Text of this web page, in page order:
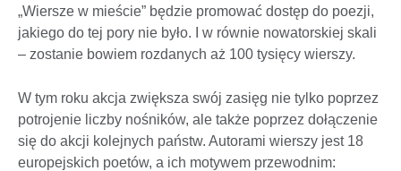
„Wiersze w mieście” będzie promować dostęp do poezji,
jakiego do tej pory nie było. I w równie nowatorskiej skali
– zostanie bowiem rozdanych aż 100 tysięcy wierszy.
W tym roku akcja zwiększa swój zasięg nie tylko poprzez
potrojenie liczby nośników, ale także poprzez dołączenie
się do akcji kolejnych państw. Autorami wierszy jest 18
europejskich poetów, a ich motywem przewodnim: